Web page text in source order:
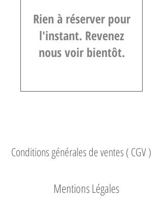
Rien à réserver pour
l'instant. Revenez
nous voir bientôt.
Conditions générales de ventes ( CGV )
Mentions Légales